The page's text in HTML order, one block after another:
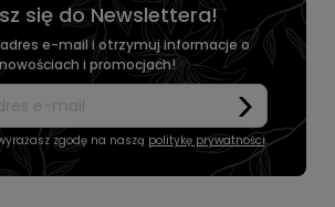
się do Newslettera!
e-mail i otrzymuj informacje o
nowościach i promocjach!
zgodę na naszą politykę prywatności.